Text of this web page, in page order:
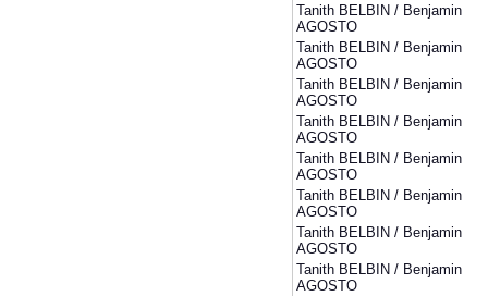
Tanith BELBIN / Benjamin
AGOSTO
Tanith BELBIN / Benjamin
AGOSTO
Tanith BELBIN / Benjamin
AGOSTO
Tanith BELBIN / Benjamin
AGOSTO
Tanith BELBIN / Benjamin
AGOSTO
Tanith BELBIN / Benjamin
AGOSTO
Tanith BELBIN / Benjamin
AGOSTO
Tanith BELBIN / Benjamin
AGOSTO